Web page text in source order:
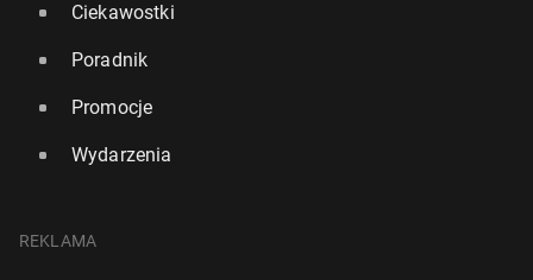
Ciekawostki
Poradnik
Promocje
Wydarzenia
REKLAMA